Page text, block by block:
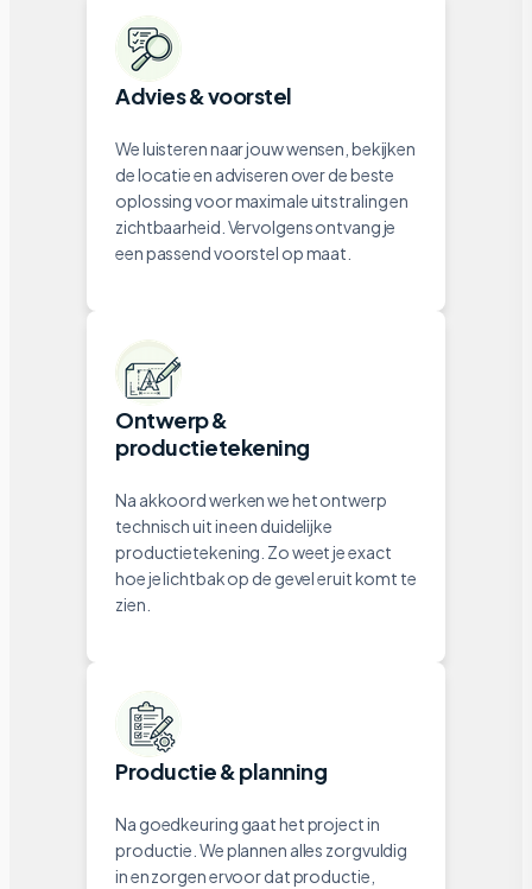
Advies & voorstel
We luisteren naar jouw wensen, bekijken
de locatie en adviseren over de beste
oplossing voor maximale uitstraling en
zichtbaarheid. Vervolgens ontvang je
een passend voorstel op maat.
Ontwerp &
productietekening
Na akkoord werken we het ontwerp
technisch uit in een duidelijke
productietekening. Zo weet je exact
hoe je lichtbak op de gevel eruit komt te
zien.
Productie & planning
Na goedkeuring gaat het project in
productie. We plannen alles zorgvuldig
in en zorgen ervoor dat productie,